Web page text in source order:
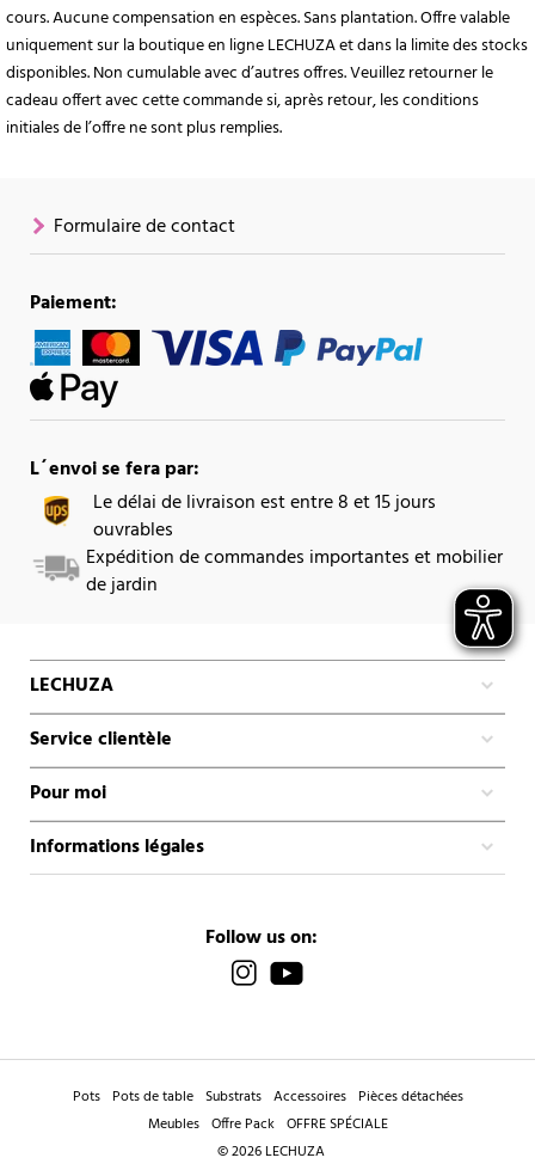
cours. Aucune compensation en espèces. Sans plantation. Offre valable
uniquement sur la boutique en ligne LECHUZA et dans la limite des stocks
disponibles. Non cumulable avec d’autres offres. Veuillez retourner le
cadeau offert avec cette commande si, après retour, les conditions
initiales de l’offre ne sont plus remplies.
Formulaire de contact
Paiement:
L´envoi se fera par:
Le délai de livraison est entre 8 et 15 jours
ouvrables
Expédition de commandes importantes et mobilier
de jardin
LECHUZA
Service clientèle
Pour moi
Informations légales
Follow us on:
Pots Pots de table Substrats Accessoires Pièces détachées
Meubles Offre Pack OFFRE SPÉCIALE
© 2026 LECHUZA